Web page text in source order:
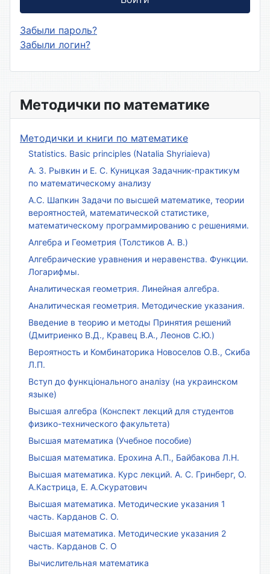
Методички по математике
Методички и книги по математике
Statistics. Basic principles (Natalia Shyriaieva)
А. З. Рывкин и Е. С. Куницкая Задачник-практикум
по математическому анализу
А.С. Шапкин Задачи по высшей математике, теории
вероятностей, математической статистике,
математическому программированию с решениями.
Алгебра и Геометрия (Толстиков А. В.)
Алгебраические уравнения и неравенства. Функции.
Логарифмы.
Аналитическая геометрия. Линейная алгебра.
Аналитическая геометрия. Методические указания.
Введение в теорию и методы Принятия решений
(Дмитриенко В.Д., Кравец В.А., Леонов С.Ю.)
Вероятность и Комбинаторика Новоселов О.В., Скиба
Л.П.
Вступ до функціонального аналізу (на украинском
языке)
Высшая алгебра (Конспект лекций для студентов
физико-технического факультета)
Высшая математика (Учебное пособие)
Высшая математика. Ерохина А.П., Байбакова Л.Н.
Высшая математика. Курс лекций. А. С. Гринберг, О.
А.Кастрица, Е. А.Скуратович
Высшая математика. Методические указания 1
часть. Карданов С. О.
Высшая математика. Методические указания 2
часть. Карданов С. О
Вычислительная математика
Забыли пароль?
Забыли логин?